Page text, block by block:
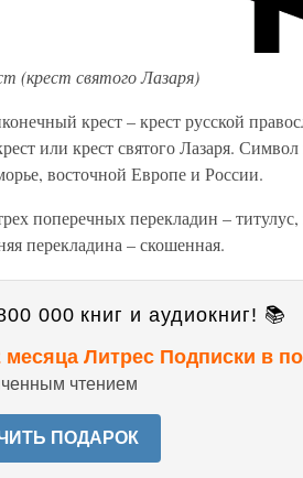
(крест святого Лазаря)
крест – крест русской
или крест святого Лазаря.
восточной Европе и России.
поперечных перекладин –
перекладина – скошенная.
000 книг и аудиокниг! 📚
месяца Литрес Подписки в
чтением
ПОДАРОК